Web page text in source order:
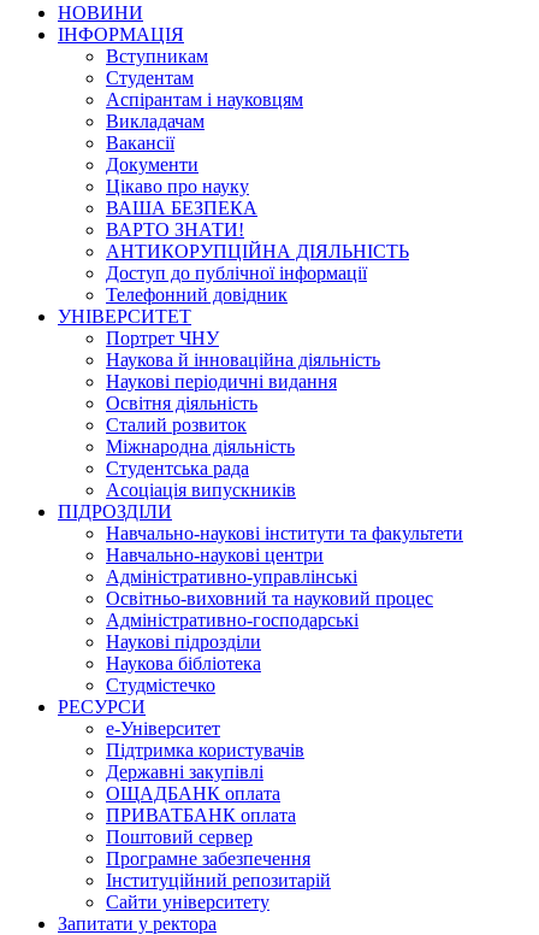
НОВИНИ
ІНФОРМАЦІЯ
Вступникам
Студентам
Аспірантам і науковцям
Викладачам
Вакансії
Документи
Цікаво про науку
ВАША БЕЗПЕКА
ВАРТО ЗНАТИ!
АНТИКОРУПЦІЙНА ДІЯЛЬНІСТЬ
Доступ до публічної інформації
Телефонний довідник
УНІВЕРСИТЕТ
Портрет ЧНУ
Наукова й інноваційна діяльність
Наукові періодичні видання
Освітня діяльність
Сталий розвиток
Міжнародна діяльність
Студентська рада
Асоціація випускників
ПІДРОЗДІЛИ
Навчально-наукові інститути та факультети
Навчально-наукові центри
Адміністративно-управлінські
Освітньо-виховний та науковий процес
Адміністративно-господарські
Наукові підрозділи
Наукова бібліотека
Студмістечко
РЕСУРСИ
е-Університет
Підтримка користувачів
Державні закупівлі
ОЩАДБАНК оплата
ПРИВАТБАНК оплата
Поштовий сервер
Програмне забезпечення
Інституційний репозитарій
Сайти університету
Запитати у ректора